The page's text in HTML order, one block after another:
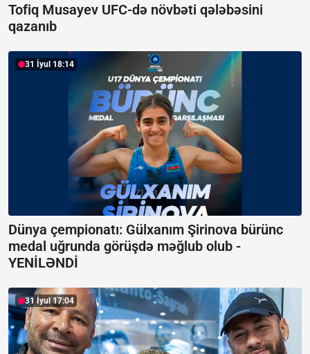
Tofiq Musayev UFC-də növbəti qələbəsini
qazanıb
31 İyul 18:14
Dünya çempionatı: Gülxanım Şirinova bürünc
medal uğrunda görüşdə məğlub olub -
YENİLƏNDİ
31 İyul 17:04